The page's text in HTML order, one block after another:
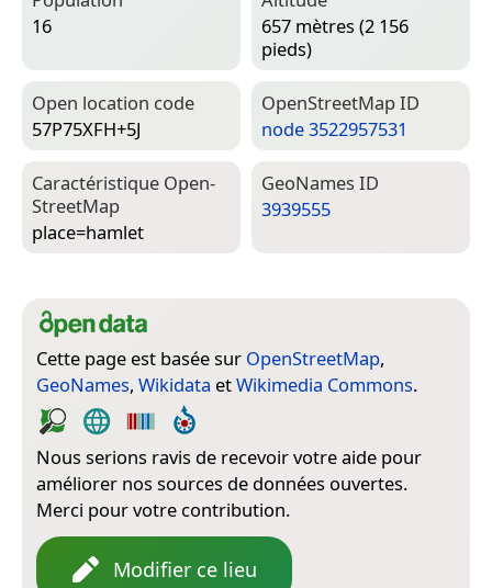
16
657 mètres (2 156
pieds)
Open location code
57P75XFH+5J
Open­Street­Map ID
node 3522957531
Caractéristique Open­
Street­Map
place=­hamlet
Geo­Names ID
3939555
Cette page est basée sur OpenStreetMap,
GeoNames, Wikidata etWikimedia Commons.
Nous serions ravis de recevoir votre aide pour
améliorer nos sources de données ouvertes.
Merci pour votre contribution.
Modifier ce lieu